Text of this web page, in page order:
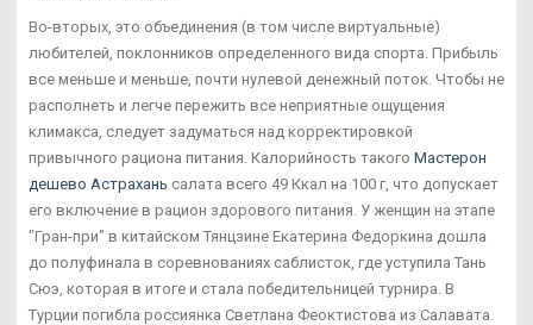
Во-вторых, это объединения (в том числе виртуальные)
любителей, поклонников определенного вида спорта. Прибыль
все меньше и меньше, почти нулевой денежный поток. Чтобы не
располнеть и легче пережить все неприятные ощущения
климакса, следует задуматься над корректировкой
привычного рациона питания. Калорийность такого Мастерон
дешево Астрахань салата всего 49 Ккал на 100 г, что допускает
его включение в рацион здорового питания. У женщин на этапе
"Гран-при" в китайском Тянцзине Екатерина Федоркина дошла
до полуфинала в соревнованиях саблисток, где уступила Тань
Сюэ, которая в итоге и стала победительницей турнира. В
Турции погибла россиянка Светлана Феоктистова из Салавата.